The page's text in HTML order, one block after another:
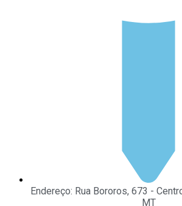
Endereço: Rua Bororos, 673 -
MT